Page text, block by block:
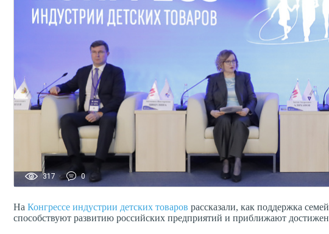
317 0
На Конгрессе индустрии детских товаров рассказали, как поддержка
способствуют развитию российских предприятий и приближают